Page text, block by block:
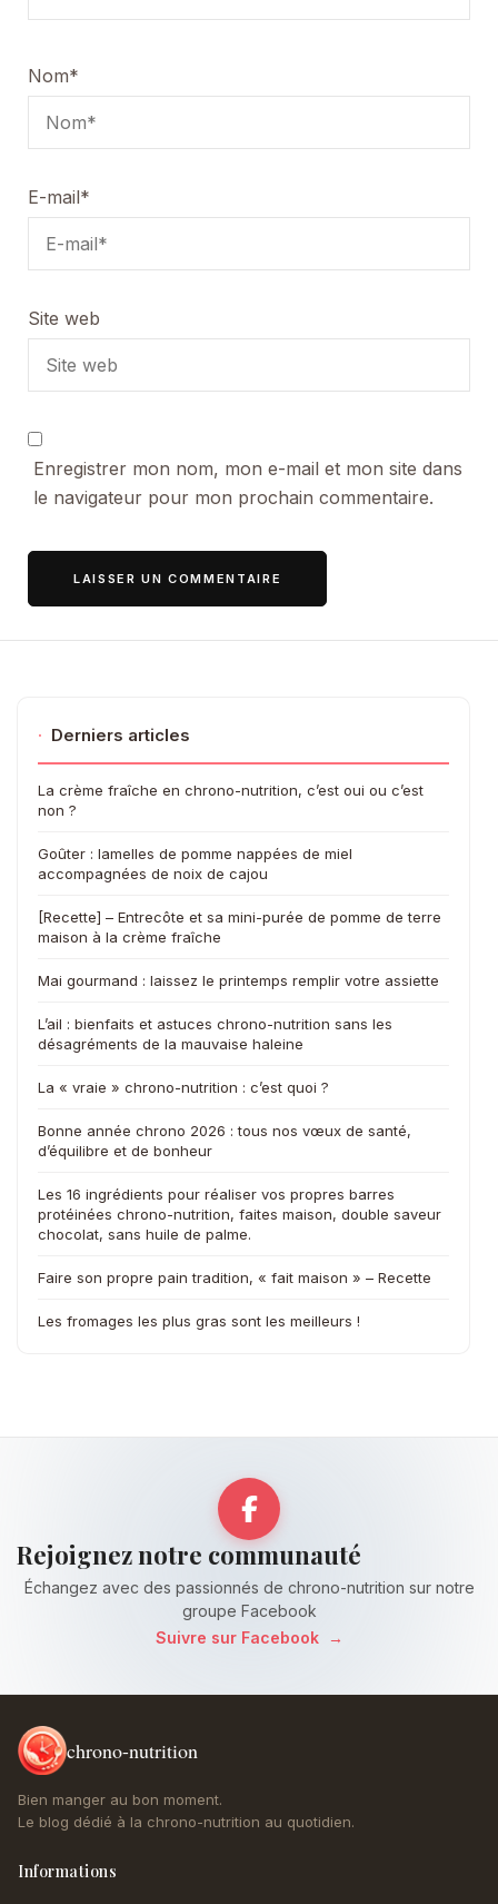
Nom*
E-mail*
Site web
Enregistrer mon nom, mon e-mail et mon site dans
le navigateur pour mon prochain commentaire.
· Derniers articles
La crème fraîche en chrono-nutrition, c’est oui ou c’est
non ?
Goûter : lamelles de pomme nappées de miel
accompagnées de noix de cajou
[Recette] – Entrecôte et sa mini-purée de pomme de terre
maison à la crème fraîche
Mai gourmand : laissez le printemps remplir votre assiette
L’ail : bienfaits et astuces chrono-nutrition sans les
désagréments de la mauvaise haleine
La « vraie » chrono-nutrition : c’est quoi ?
Bonne année chrono 2026 : tous nos vœux de santé,
d’équilibre et de bonheur
Les 16 ingrédients pour réaliser vos propres barres
protéinées chrono-nutrition, faites maison, double saveur
chocolat, sans huile de palme.
Faire son propre pain tradition, « fait maison » – Recette
Les fromages les plus gras sont les meilleurs !
Rejoignez notre communauté
Échangez avec des passionnés de chrono-nutrition sur notre
groupe Facebook
Suivre sur Facebook
→
chrono-nutrition
Bien manger au bon moment.
Le blog dédié à la chrono-nutrition au quotidien.
Informations